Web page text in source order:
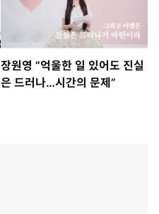
장원영 “억울한 일 있어도 진실
은 드러나…시간의 문제”